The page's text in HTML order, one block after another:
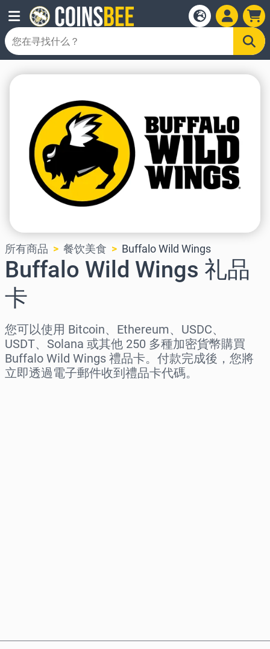
所有商品 餐饮美食 Buffalo Wild Wings
Buffalo Wild Wings 礼品
卡
您可以使用 Bitcoin、Ethereum、USDC、
USDT、Solana 或其他 250 多種加密貨幣購買
Buffalo Wild Wings 禮品卡。付款完成後，您將
立即透過電子郵件收到禮品卡代碼。